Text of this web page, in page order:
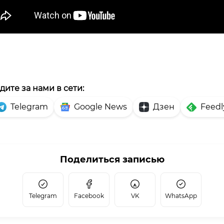
за нами в сети:
Telegram
Google News Дзен
Поделиться записью
Telegram Facebook VK WhatsApp